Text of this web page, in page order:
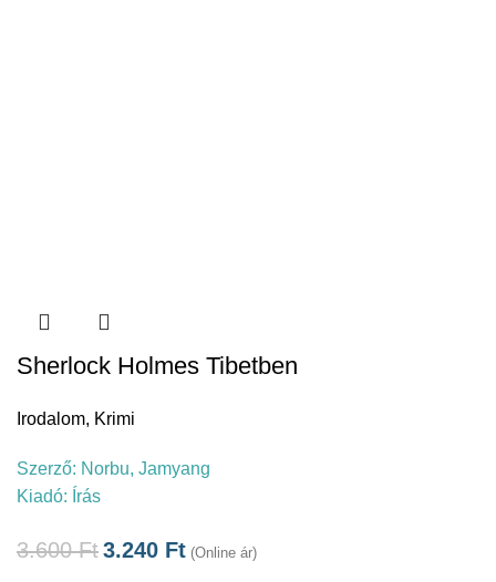
Sherlock Holmes Tibetben
Irodalom, Krimi
Szerző: Norbu, Jamyang
Kiadó: Írás
3.600Ft3.240 Ft (Online ár)